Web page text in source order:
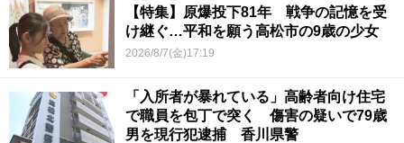
【特集】原爆投下81年 戦争の記憶を受
け継ぐ…平和を願う高松市の9歳の少女
2026/8/7(金)17:19
「入所者が暴れている」高齢者向け住宅
で職員を包丁で突く 傷害の疑いで79歳
男を現行犯逮捕 香川県警